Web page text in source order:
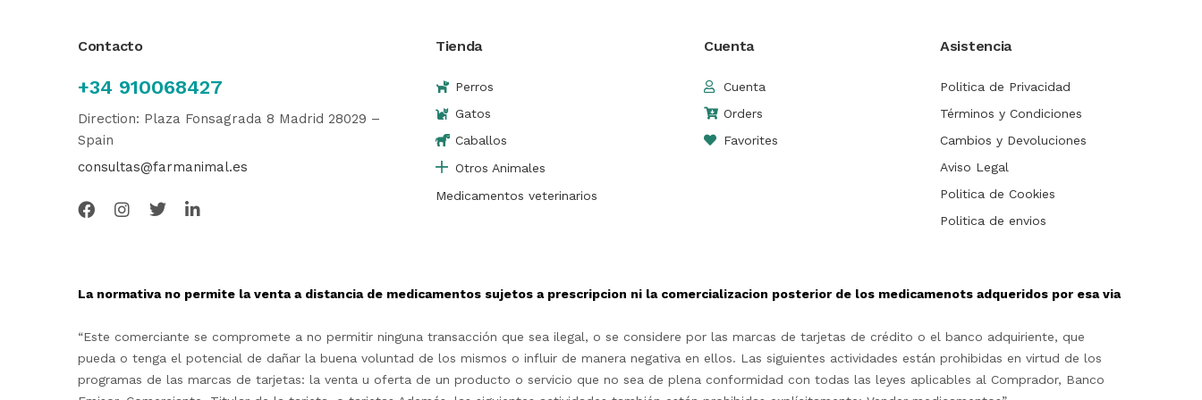
Contacto
+34 910068427
Direction: Plaza Fonsagrada 8 Madrid 28029 –
Spain
consultas@farmanimal.es
Tienda
Perros
Gatos
Caballos
Otros Animales
Medicamentos veterinarios
Cuenta
Cuenta
Orders
Favorites
Asistencia
Politica de Privacidad
Términos y Condiciones
Cambios y Devoluciones
Aviso Legal
Politica de Cookies
Politica de envios
La normativa no permite la venta a distancia de medicamentos sujetos a prescripcion ni la comercializacion posterior de los medicamenots adqueridos por esa via
“Este comerciante se compromete a no permitir ninguna transacción que sea ilegal, o se considere por las marcas de tarjetas de crédito o el banco adquiriente, que
pueda o tenga el potencial de dañar la buena voluntad de los mismos o influir de manera negativa en ellos. Las siguientes actividades están prohibidas en virtud de los
programas de las marcas de tarjetas: la venta u oferta de un producto o servicio que no sea de plena conformidad con todas las leyes aplicables al Comprador, Banco